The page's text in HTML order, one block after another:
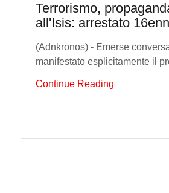
Terrorismo,
all'Isis: arrestato
(Adnkronos) - Emerse
manifestato esplicitamente il
Continue Reading